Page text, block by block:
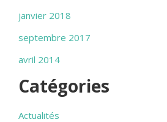
janvier 2018
septembre 2017
avril 2014
Catégories
Actualités